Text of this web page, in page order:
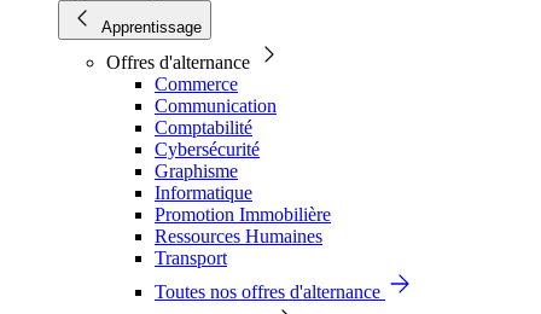
Apprentissage
Offres d'alternance
Commerce
Communication
Comptabilité
Cybersécurité
Graphisme
Informatique
Promotion Immobilière
Ressources Humaines
Transport
Toutes nos offres d'alternance